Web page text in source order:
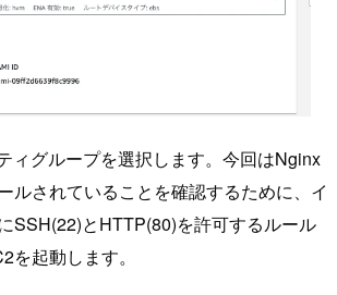
ィグループを選択します。今回はNginx
ルされていることを確認するために、イ
SSH(22)とHTTP(80)を許可するルール
を起動します。